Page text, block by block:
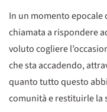
In un momento epocale
chiamata a rispondere
voluto cogliere
che sta accadendo,
quanto tutto questo
comunità e restituirle la